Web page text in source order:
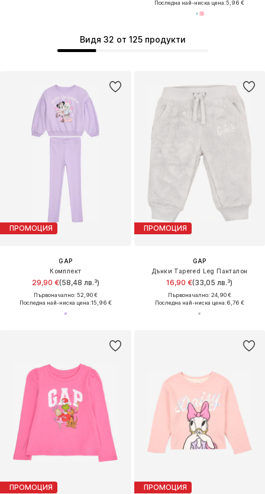
Последна най-ниска цена:5,96 €
ПРОМОЦИЯ
GAP
Комплект
29,90 €(58,48 лв.³)
Първоначално: 52,90 €
Последна най-ниска цена:15,96 €
Видя 32 от 125 продукти
ПРОМОЦИЯ
GAP
Дънки Tapered Leg Панталон
16,90 €(33,05 лв.³)
Първоначално: 24,90 €
Последна най-ниска цена:6,76 €
ПРОМОЦИЯ ПРОМОЦИЯ